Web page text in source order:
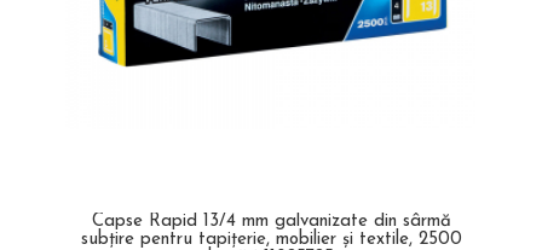
Capse Rapid 13/4 mm galvanizate din sârmă
subțire pentru tapițerie, mobilier și textile, 2500